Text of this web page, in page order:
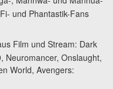
und Phantastik-Fans
Film und Stream: Dark
Neuromancer, Onslaught,
World, Avengers: